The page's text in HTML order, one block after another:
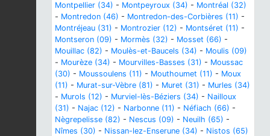
Montpellier (34) - Montpeyroux (34) - Montréal (32)
- Montredon (46) - Montredon-des-Corbières (11) -
Montréjeau (31) - Montrozier (12) - Montséret (11) -
Montseron (09) - Mormès (32) - Mosset (66) -
Mouillac (82) - Moulès-et-Baucels (34) - Moulis (09)
- Mourèze (34) - Mourvilles-Basses (31) - Moussac
(30) - Moussoulens (11) - Mouthoumet (11) - Moux
(11) - Murat-sur-Vèbre (81) - Muret (31) - Murles (34)
- Murols (12) - Murviel-lès-Béziers (34) - Nailloux
(31) - Najac (12) - Narbonne (11) - Néfiach (66) -
Nègrepelisse (82) - Nescus (09) - Neuilh (65) -
Nîmes (30) - Nissan-lez-Enserune (34) - Nistos (65)